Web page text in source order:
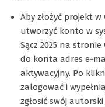
Aby złożyć projekt
utworzyć konto w
Sącz 2025 na stronie
do konta adres e-
aktywacyjny. Po
zalogować i
zgłosić swój